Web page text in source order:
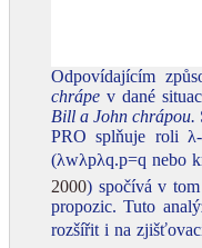
Odpovídajícím
chrápe v dané
Bill a John chrápou.
PRO splňuje roli λ-
(λwλpλq.p=q nebo
2000) spočívá v
propozic. Tuto
rozšířit i na